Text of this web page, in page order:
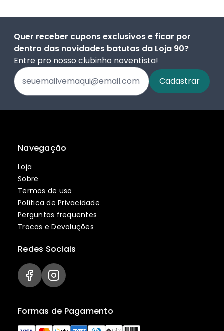
Quer receber cupons exclusivos e ficar por
dentro das novidades batutas da Loja 90?
Entre pro nosso clubinho noventista!
Navegação
Loja
Sobre
Termos de uso
Política de Privacidade
Perguntas frequentes
Trocas e Devoluções
Formas de Pagamento
Redes Sociais